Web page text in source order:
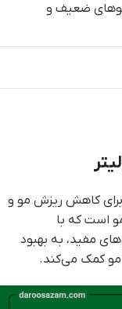
ضعیف و
کاهش ریزش مو و
است که با
مفید، به بهبود
مو کمک می‌کند.